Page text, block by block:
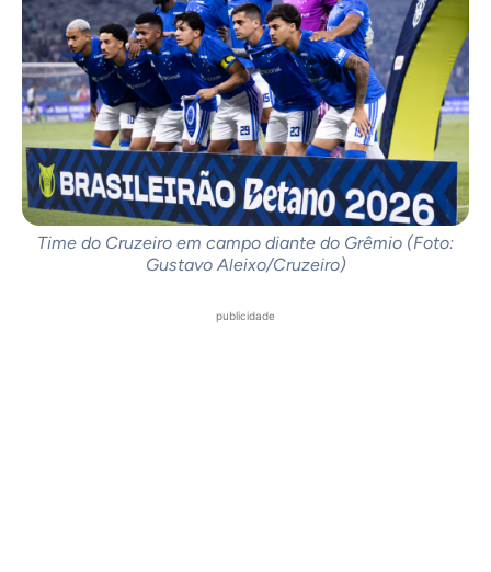
Time do Cruzeiro em campo diante do Grêmio (Foto:
Gustavo Aleixo/Cruzeiro)
publicidade